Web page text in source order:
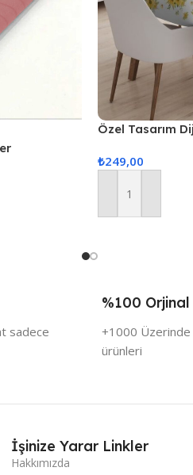
Özel Tasarım
₺249,00
Sepete Ekle
sadece
%100
+1000 Üzerinde
ürünleri
İşinize Yarar Linkler
Hakkımızda